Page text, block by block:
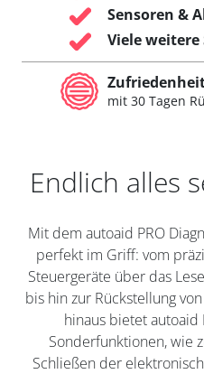
Sensoren &
Viele
mit 30 Tagen
Endlich alles
Mit dem autoaid PRO
perfekt im Griff: vom
Steuergeräte über das
bis hin zur Rückstellung
hinaus bietet autoaid
Sonderfunktionen, wie
Schließen der